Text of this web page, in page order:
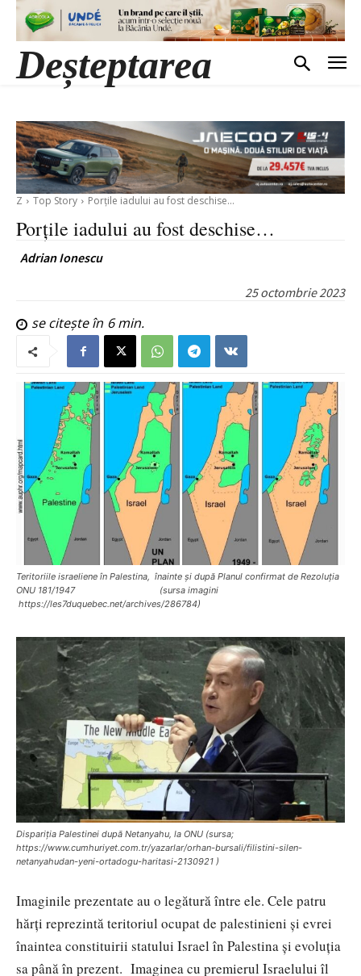
Deșteptarea
Z Top Story Porțile iadului au fost deschise…
Porțile iadului au fost deschise…
Adrian Ionescu
25 octombrie 2023
se citește în 6min.
Teritoriile israeliene în Palestina, înainte și după Planul confirmat de Rezoluția
ONU 181/1947 (sursa imagini
https://les7duquebec.net/archives/286784)
Dispariția Palestinei după Netanyahu, la ONU (sursa;
https://www.cumhuriyet.com.tr/yazarlar/orhan-bursali/filistini-silen-
netanyahudan-yeni-ortadogu-haritasi-2130921 )
Imaginile prezentate au o legătură între ele. Cele patru
hărți reprezintă teritoriul ocupat de palestinieni și evrei
înaintea constituirii statului Israel în Palestina și evoluția
sa până în prezent. Imaginea cu premierul Israelului îl